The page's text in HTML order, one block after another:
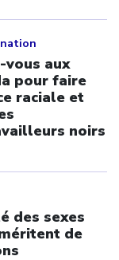
vous aux
pour faire
raciale et
noirs
des sexes
de